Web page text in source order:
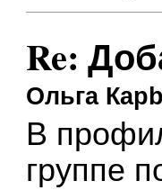
Re:
Ольга
В
группе